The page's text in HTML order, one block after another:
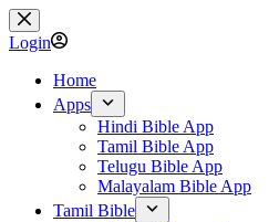
Skip
to
content
Login
Home
Apps
Hindi Bible App
Tamil Bible App
Telugu Bible App
Malayalam Bible App
Tamil Bible